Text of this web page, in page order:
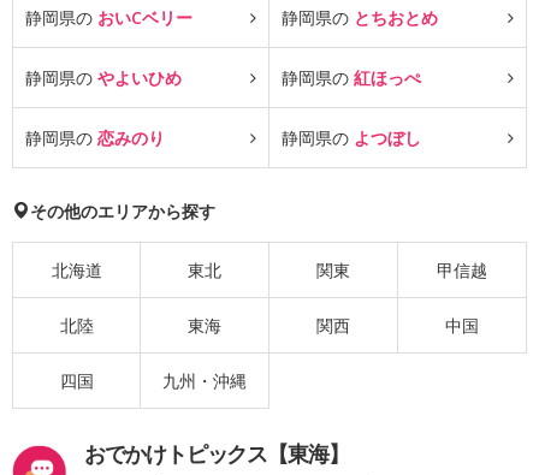
静岡県の おいCベリー 静岡県の とちおとめ
静岡県の やよいひめ 静岡県の 紅ほっぺ
静岡県の 恋みのり 静岡県の よつぼし
その他のエリアから探す
北海道 東北 関東 甲信越
北陸 東海 関西 中国
四国 九州・沖縄
おでかけトピックス【東海】